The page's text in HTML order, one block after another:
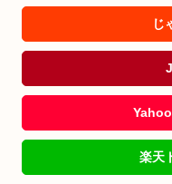
じ
楽天